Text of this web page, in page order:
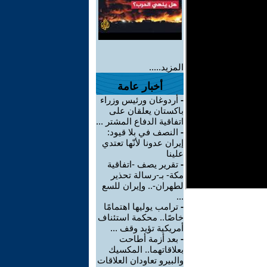
المزيد.....
أخبار عامة
- أردوغان ورئيس وزراء
باكستان يعلقان على
اتفاقية الدفاع المشتر ...
- النصف في بلا قيود:
إيران عدونا لأنّها تعتدي
علينا
- تقرير يصف -اتفاقية
مكة- بـ-رسالة تحذير
لطهران-.. وإيران للسع
...
- ترامب يوليها اهتمامًا
خاصًا.. محكمة استئناف
أمريكية تؤيد وقف ...
- بعد أزمة أطاحت
بعلاقاتهما.. المكسيك
والبيرو تعاودان العلاقات